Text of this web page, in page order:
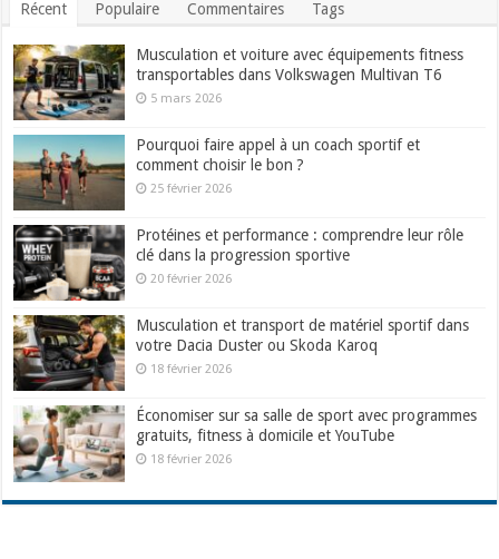
Récent Populaire Commentaires Tags
Musculation et voiture avec équipements fitness
transportables dans Volkswagen Multivan T6
5 mars 2026
Pourquoi faire appel à un coach sportif et
comment choisir le bon ?
25 février 2026
Protéines et performance : comprendre leur rôle
clé dans la progression sportive
20 février 2026
Musculation et transport de matériel sportif dans
votre Dacia Duster ou Skoda Karoq
18 février 2026
Économiser sur sa salle de sport avec programmes
gratuits, fitness à domicile et YouTube
18 février 2026